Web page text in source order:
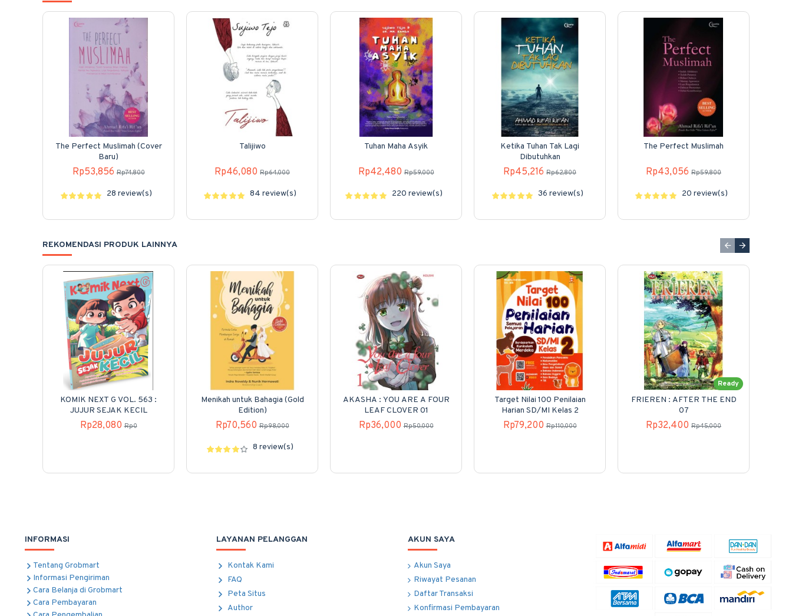
The Perfect Muslimah (Cover
Baru)
Rp53,856 Rp74,800
28 review(s)
Talijiwo
Rp46,080 Rp64,000
84 review(s)
Tuhan Maha Asyik
Rp42,480 Rp59,000
220 review(s)
Ketika Tuhan Tak Lagi
Dibutuhkan
Rp45,216 Rp62,800
36 review(s)
The Perfect Muslimah
Rp43,056 Rp59,800
20 review(s)
REKOMENDASI PRODUK LAINNYA
KOMIK NEXT G VOL. 563 :
JUJUR SEJAK KECIL
Rp28,080 Rp0
Menikah untuk Bahagia (Gold
Edition)
Rp70,560 Rp98,000
8 review(s)
AKASHA : YOU ARE A FOUR
LEAF CLOVER 01
Rp36,000 Rp50,000
Target Nilai 100 Penilaian
Harian SD/MI Kelas 2
Rp79,200 Rp110,000
Ready
FRIEREN : AFTER THE END
07
Rp32,400 Rp45,000
INFORMASI
Tentang Grobmart
Informasi Pengiriman
Cara Belanja di Grobmart
Cara Pembayaran
LAYANAN PELANGGAN
Kontak Kami
FAQ
Peta Situs
Author
AKUN SAYA
Akun Saya
Riwayat Pesanan
Daftar Transaksi
Konfirmasi Pembayaran